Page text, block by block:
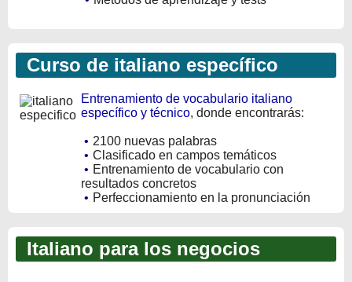
Curso de italiano específico
Entrenamiento de vocabulario italiano
específico y técnico, donde encontrarás:
• 2100 nuevas palabras
• Clasificado en campos temáticos
• Entrenamiento de vocabulario con
resultados concretos
• Perfeccionamiento en la pronunciación
Italiano para los negocios